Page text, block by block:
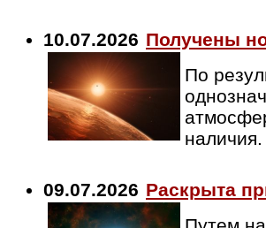
10.07.2026 Получены
По
09.07.2026 Раскрыта